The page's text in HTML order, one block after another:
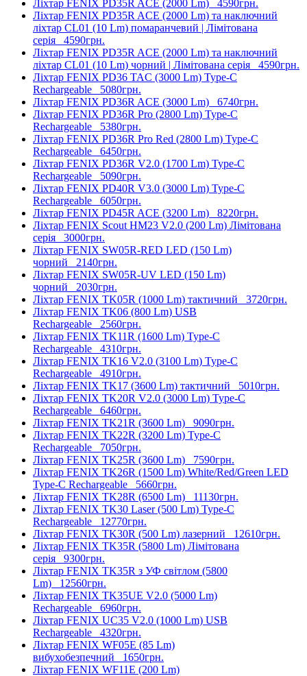
Ліхтар FENIX PD35R ACE (2000 Lm) 4590грн.
Ліхтар FENIX PD35R ACE (2000 Lm) та наключний
ліхтар CL01 (10 Lm) помаранчевий | Лімітована
серія 4590грн.
Ліхтар FENIX PD35R ACE (2000 Lm) та наключний
ліхтар CL01 (10 Lm) чорний | Лімітована серія 4590грн.
Ліхтар FENIX PD36 TAC (3000 Lm) Type-C
Rechargeable 5080грн.
Ліхтар FENIX PD36R ACE (3000 Lm) 6740грн.
Ліхтар FENIX PD36R Pro (2800 Lm) Type-C
Rechargeable 5380грн.
Ліхтар FENIX PD36R Pro Red (2800 Lm) Type-C
Rechargeable 6450грн.
Ліхтар FENIX PD36R V2.0 (1700 Lm) Type-C
Rechargeable 5090грн.
Ліхтар FENIX PD40R V3.0 (3000 Lm) Type-C
Rechargeable 6050грн.
Ліхтар FENIX PD45R ACE (3200 Lm) 8220грн.
Ліхтар FENIX Scout HM23 V2.0 (200 Lm) Лімітована
серія 3000грн.
Ліхтар FENIX SW05R-RED LED (150 Lm)
чорний 2140грн.
Ліхтар FENIX SW05R-UV LED (150 Lm)
чорний 2030грн.
Ліхтар FENIX TK05R (1000 Lm) тактичний 3720грн.
Ліхтар FENIX TK06 (800 Lm) USB
Rechargeable 2560грн.
Ліхтар FENIX TK11R (1600 Lm) Type-C
Rechargeable 4310грн.
Ліхтар FENIX TK16 V2.0 (3100 Lm) Type-C
Rechargeable 4910грн.
Ліхтар FENIX TK17 (3600 Lm) тактичний 5010грн.
Ліхтар FENIX TK20R V2.0 (3000 Lm) Type-C
Rechargeable 6460грн.
Ліхтар FENIX TK21R (3600 Lm) 9090грн.
Ліхтар FENIX TK22R (3200 Lm) Type-C
Rechargeable 7050грн.
Ліхтар FENIX TK25R (3600 Lm) 7590грн.
Ліхтар FENIX TK26R (1500 Lm) White/Red/Green LED
Type-C Rechargeable 5660грн.
Ліхтар FENIX TK28R (6500 Lm) 11130грн.
Ліхтар FENIX TK30 Laser (500 Lm) Type-C
Rechargeable 12770грн.
Ліхтар FENIX TK30R (500 Lm) лазерний 12610грн.
Ліхтар FENIX TK35R (5800 Lm) Лімітована
серія 9300грн.
Ліхтар FENIX TK35R з УФ світлом (5800
Lm) 12560грн.
Ліхтар FENIX TK35UE V2.0 (5000 Lm)
Rechargeable 6960грн.
Ліхтар FENIX UC35 V2.0 (1000 Lm) USB
Rechargeable 4320грн.
Ліхтар FENIX WF05E (85 Lm)
вибухобезпечний 1650грн.
Ліхтар FENIX WF11E (200 Lm)